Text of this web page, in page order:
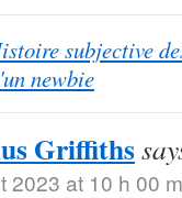
subjective
newbie
Griffiths
2023 at 10 h 00